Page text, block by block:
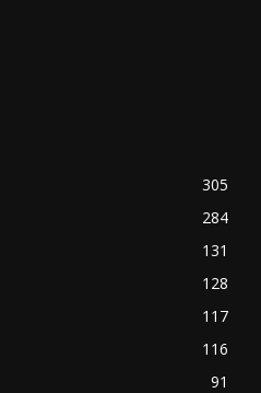
305
284
131
128
117
116
91